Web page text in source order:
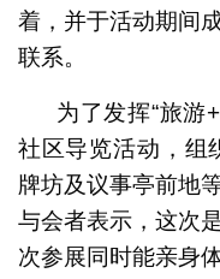
着，并于活动期间
联系。
为了发挥“旅游
社区导览活动，组
牌坊及议事亭前地
与会者表示，这次
次参展同时能亲身